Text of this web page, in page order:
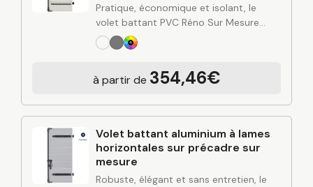
Pratique, économique et isolant, le
volet battant PVC Réno Sur Mesure
combine simplicité d’entretien, bonne
performance thermique et esthétique
l’expertise industrielle de C2R et posé…
à partir de 354,46€
Volet battant aluminium à lames
horizontales sur précadre sur
mesure
Robuste, élégant et sans entretien, le